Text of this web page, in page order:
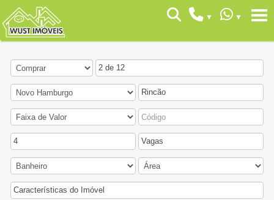
2 de 12
Rincão
4 Vagas
Características do Imóvel